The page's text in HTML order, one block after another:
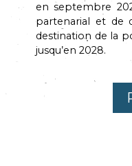
en septembre
partenarial et de
destination de la
jusqu’en 2028.